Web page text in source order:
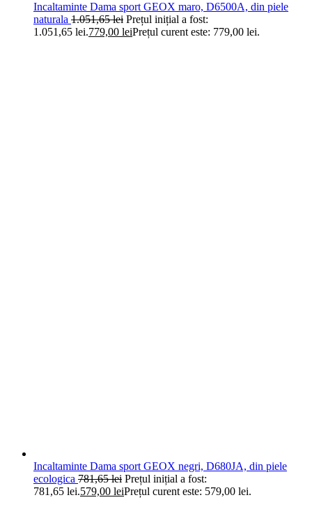
Incaltaminte Dama sport GEOX maro, D6500A, din piele
naturala 1.051,65lei Prețul inițial a fost:
1.051,65 lei.779,00 leiPrețul curent este: 779,00 lei.
Incaltaminte Dama sport GEOX negri, D680JA, din piele
ecologica 781,65lei Prețul inițial a fost:
781,65 lei.579,00 leiPrețul curent este: 579,00 lei.